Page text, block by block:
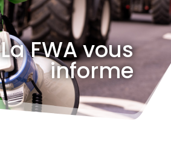
La FWA vous
informe